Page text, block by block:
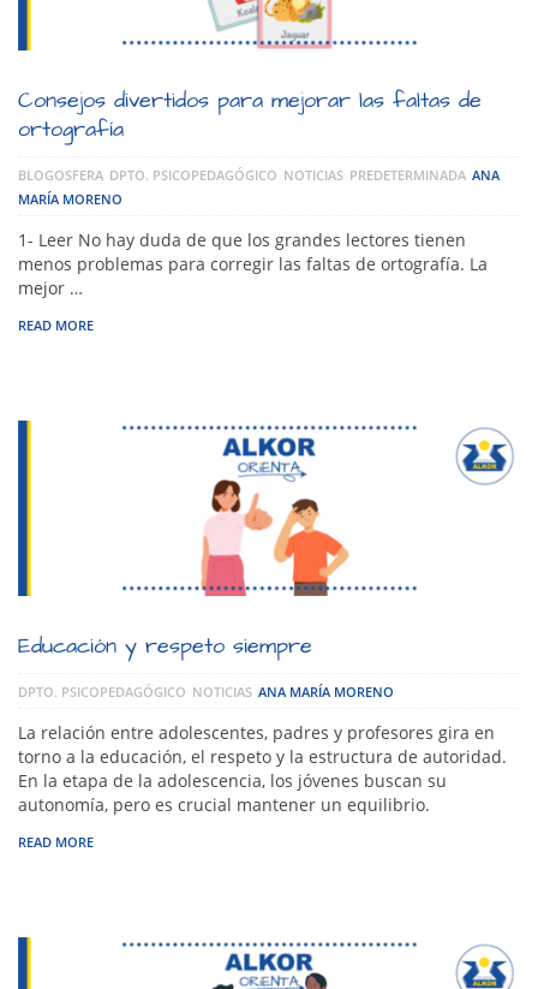
Consejos divertidos para mejorar las faltas de
ortografía
BLOGOSFERA DPTO. PSICOPEDAGÓGICO NOTICIAS PREDETERMINADA ANA
MARÍA MORENO
1- Leer No hay duda de que los grandes lectores tienen
menos problemas para corregir las faltas de ortografía. La
mejor …
READ MORE
Educación y respeto siempre
DPTO. PSICOPEDAGÓGICO NOTICIAS ANA MARÍA MORENO
La relación entre adolescentes, padres y profesores gira en
torno a la educación, el respeto y la estructura de autoridad.
En la etapa de la adolescencia, los jóvenes buscan su
autonomía, pero es crucial mantener un equilibrio.
READ MORE